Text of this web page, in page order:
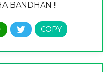
BANDHAN !!